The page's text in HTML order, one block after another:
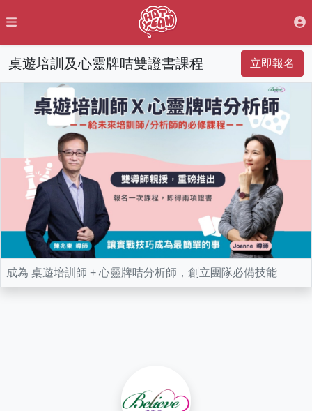
桌遊培訓及心靈牌咭雙證書課程 立即報名
成為 桌遊培訓師 + 心靈牌咭分析師，創立團隊必備技能